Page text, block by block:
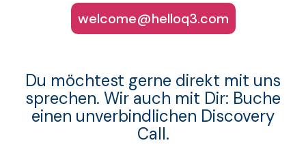
welcome@helloq3.com
Du möchtest gerne direkt mit uns
sprechen. Wir auch mit Dir: Buche
einen unverbindlichen Discovery
Call.